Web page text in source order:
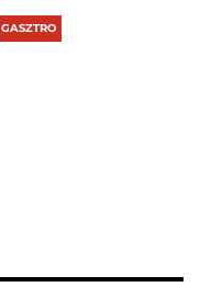
GASZTRO